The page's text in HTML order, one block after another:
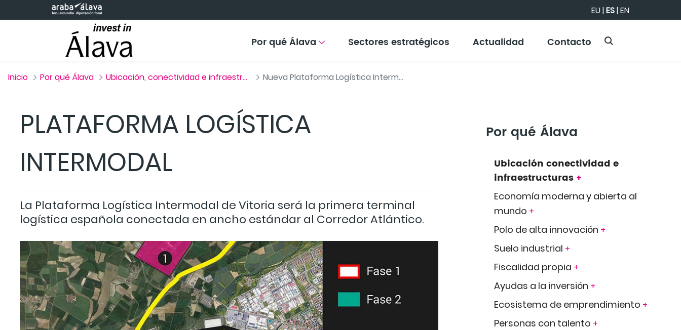
Saltar al contenido principal EU|ES|EN
Por qué Álava Sectores estratégicos Actualidad Contacto
Inicio Por qué Álava Ubicación, conectividad e infraestructuras Nueva Plataforma Logística Intermodal de Vitoria
PLATAFORMA LOGÍSTICA
INTERMODAL
La Plataforma Logística Intermodal de Vitoria será la primera terminal
logística española conectada en ancho estándar al Corredor Atlántico.
Por qué Álava
Ubicación conectividad e
infraestructuras +
Economía moderna y abierta al
mundo +
Polo de alta innovación +
Suelo industrial +
Fiscalidad propia +
Ayudas a la inversión +
Ecosistema de emprendimiento +
Personas con talento +